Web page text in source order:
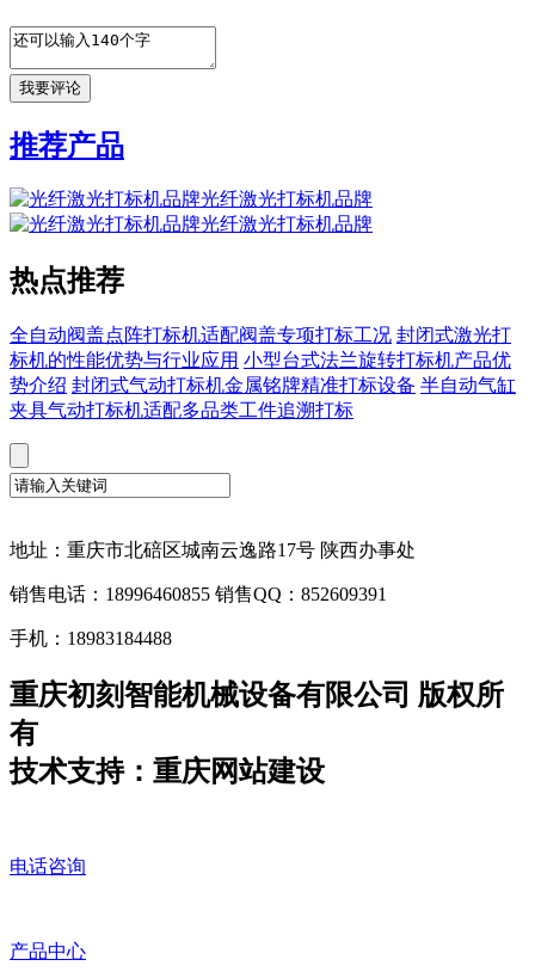
推荐产品
光纤激光打标机品牌
光纤激光打标机品牌
热点推荐
全自动阀盖点阵打标机适配阀盖专项打标工况 封闭式激光打
标机的性能优势与行业应用 小型台式法兰旋转打标机产品优
势介绍 封闭式气动打标机金属铭牌精准打标设备 半自动气缸
夹具气动打标机适配多品类工件追溯打标
地址：重庆市北碚区城南云逸路17号 陕西办事处
销售电话：18996460855 销售QQ：852609391
手机：18983184488
重庆初刻智能机械设备有限公司 版权所
有
技术支持：重庆网站建设
电话咨询
产品中心